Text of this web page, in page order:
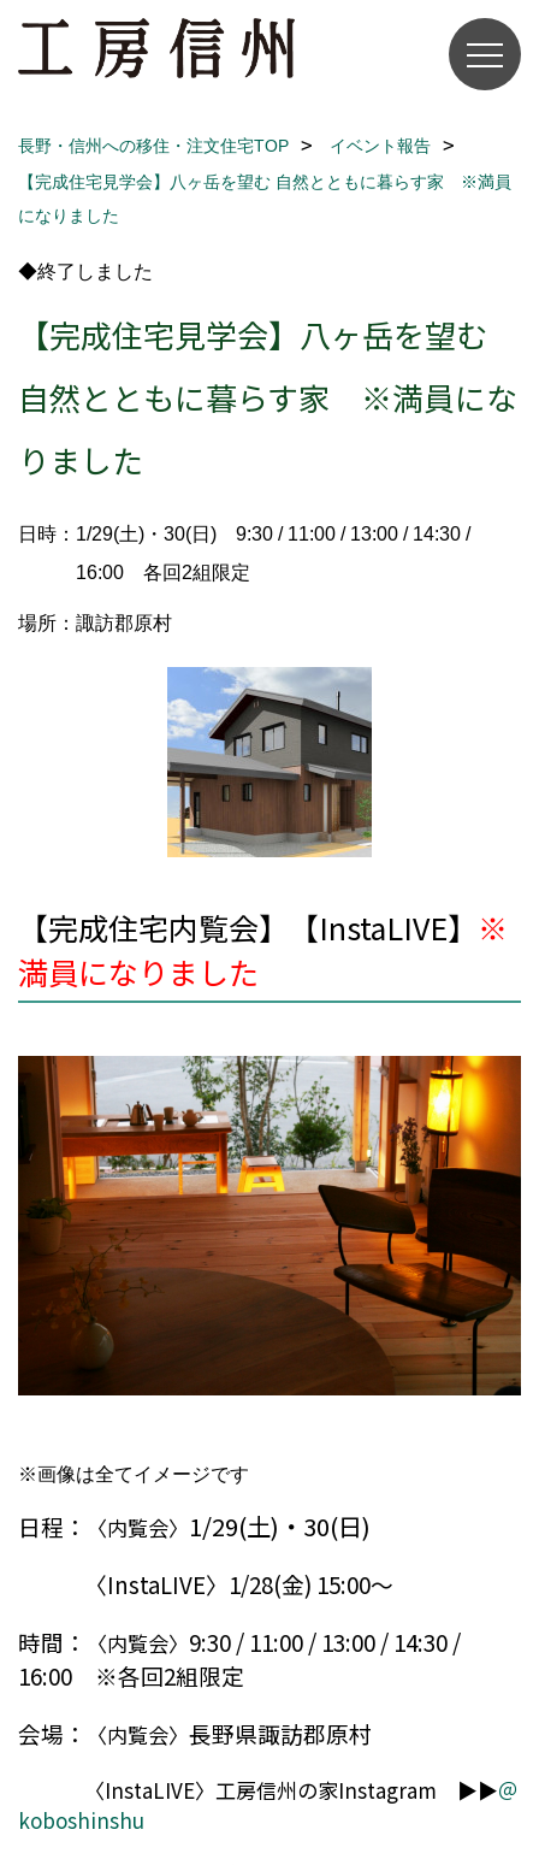
長野・信州への移住・注文住宅TOP
イベント報告
【完成住宅見学会】八ヶ岳を望む 自然とともに暮らす家 ※満員
になりました
◆終了しました
【完成住宅見学会】八ヶ岳を望む
自然とともに暮らす家 ※満員にな
りました
日時：1/29(土)・30(日) 9:30 / 11:00 / 13:00 / 14:30 /
16:00 各回2組限定
場所：諏訪郡原村
【完成住宅内覧会】【InstaLIVE】 ※
満員になりました
※画像は全てイメージです
日程： 〈内覧会〉 1/29(土)・30(日)
〈InstaLIVE〉1/28(金) 15:00～
時間：
〈内覧会〉 9:30 / 11:00 / 13:00 / 14:30 /
16:00 ※各回2組限定
会場：
〈内覧会〉 長野県諏訪郡原村
〈InstaLIVE〉工房信州の家Instagram ▶▶＠
koboshinshu